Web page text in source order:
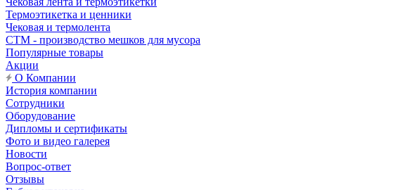
Термоэтикетка и ценники
Чековая и термолента
СТМ - производство мешков для мусора
Популярные товары
Акции
О Компании
История компании
Сотрудники
Оборудование
Дипломы и сертификаты
Фото и видео галерея
Новости
Вопрос-ответ
Отзывы